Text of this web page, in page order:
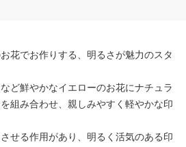
花でお作りする、明るさが魅力のスタ
ど鮮やかなイエローのお花にナチュラ
組み合わせ、親しみやすく軽やかな印
せる作用があり、明るく活気のある印